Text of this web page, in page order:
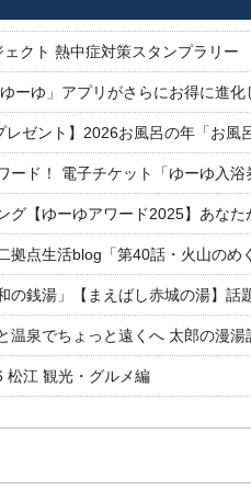
クト 熱中症対策スタンプラリー
ーゆ」アプリがさらにお得に進化
レゼント】2026お風呂の年「お風
ード！ 電子チケット「ゆーゆ入浴
グ【ゆーゆアワード2025】あなた
拠点生活blog「第40話・火山のめ
の銭湯」【まえばし赤城の湯】話
温泉でちょっと遠くへ 太郎の漫湯
松江 観光・グルメ編